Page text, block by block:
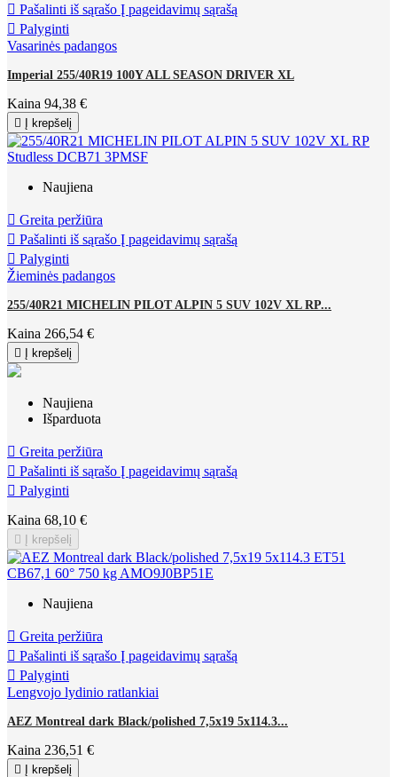
 Pašalinti iš sąrašo Į pageidavimų sąrašą
 Palyginti
Vasarinės padangos
Imperial 255/40R19 100Y ALL SEASON DRIVER XL
Kaina 94,38 €
 Į krepšelį
Naujiena
 Greita peržiūra
 Pašalinti iš sąrašo Į pageidavimų sąrašą
 Palyginti
Žieminės padangos
255/40R21 MICHELIN PILOT ALPIN 5 SUV 102V XL RP...
Kaina 266,54 €
 Į krepšelį
Naujiena
Išparduota
 Greita peržiūra
 Pašalinti iš sąrašo Į pageidavimų sąrašą
 Palyginti
Kaina 68,10 €
 Į krepšelį
Naujiena
 Greita peržiūra
 Pašalinti iš sąrašo Į pageidavimų sąrašą
 Palyginti
Lengvojo lydinio ratlankiai
AEZ Montreal dark Black/polished 7,5x19 5x114.3...
Kaina 236,51 €
 Į krepšelį